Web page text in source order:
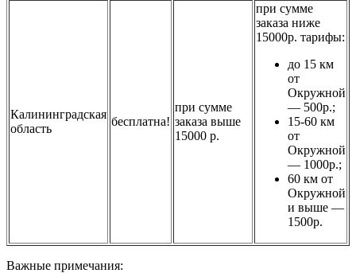
Калининградская
область
бесплатна!
при сумме
заказа выше
15000 р.
при сумме
заказа ниже
15000р. тарифы:
до 15 км
от
Окружной
— 500р.;
15-60 км
от
Окружной
— 1000р.;
60 км от
Окружной
и выше —
1500р.
Важные примечания: